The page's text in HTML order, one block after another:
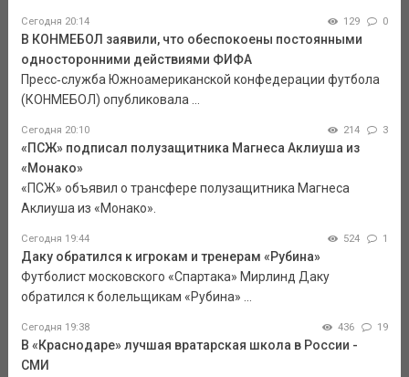
Сегодня 20:14 129 0
В КОНМЕБОЛ заявили, что обеспокоены постоянными
односторонними действиями ФИФА
Пресс‑служба Южноамериканской конфедерации футбола
(КОНМЕБОЛ) опубликовала ...
Сегодня 20:10 214 3
«ПСЖ» подписал полузащитника Магнеса Аклиуша из
«Монако»
«ПСЖ» объявил о трансфере полузащитника Магнеса
Аклиуша из «Монако».
Сегодня 19:44 524 1
Даку обратился к игрокам и тренерам «Рубина»
Футболист московского «Спартака» Мирлинд Даку
обратился к болельщикам «Рубина» ...
Сегодня 19:38 436 19
В «Краснодаре» лучшая вратарская школа в России -
СМИ